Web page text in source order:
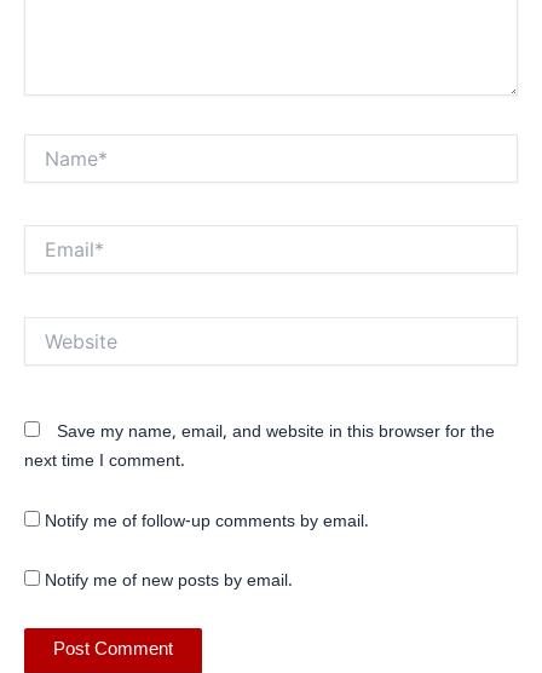
Save my name, email, and website in this browser for the
next time I comment.
Notify me of follow-up comments by email.
Notify me of new posts by email.